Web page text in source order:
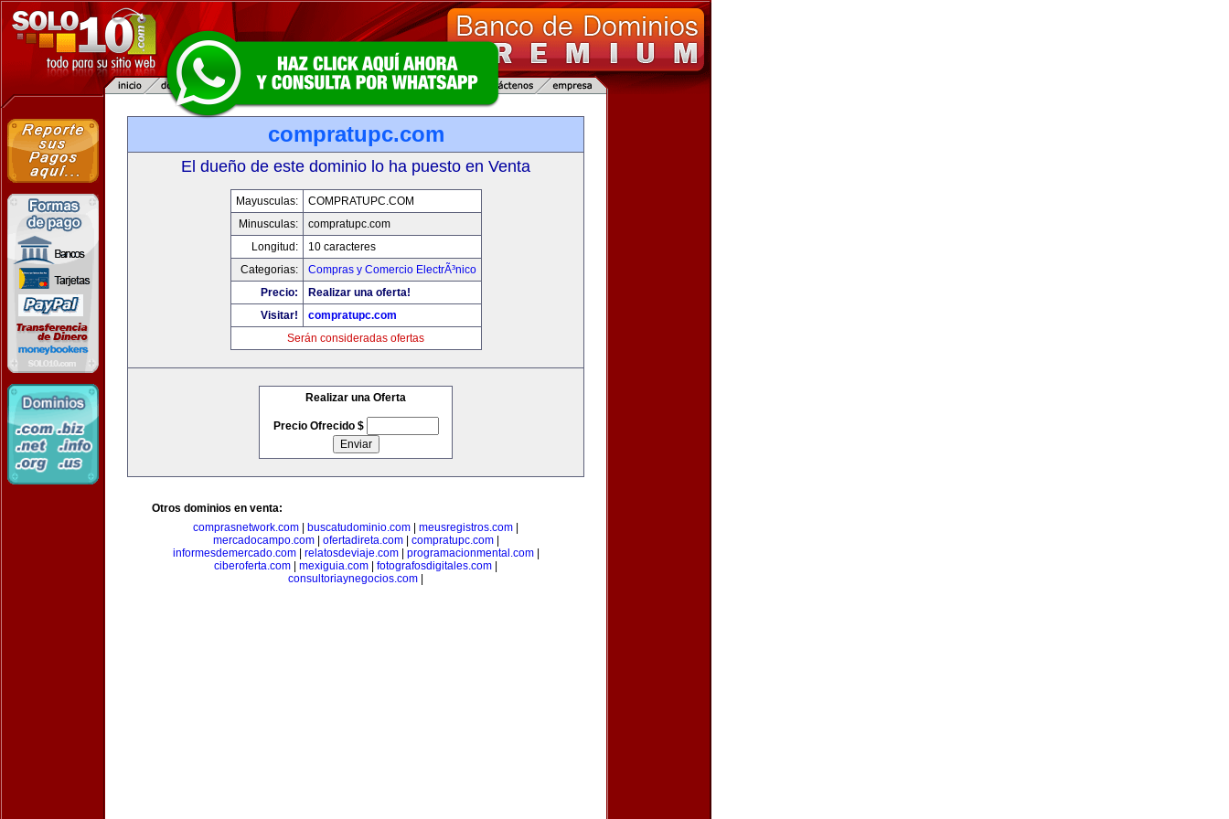
compratupc.com
El dueño de este dominio lo ha puesto en Venta
Mayusculas:
COMPRATUPC.COM
Minusculas:
compratupc.com
Longitud:
10 caracteres
Categorias:
Compras y Comercio ElectrÃ³nico
Precio:
Realizar una oferta!
Visitar!
compratupc.com
Serán consideradas ofertas
Realizar una Oferta
Precio Ofrecido $
Otros dominios en venta:
comprasnetwork.com
buscatudominio.com meusregistros.com
mercadocampo.com| ofertadireta.com| compratupc.com|
informesdemercado.com| relatosdeviaje.com| programacionmental.com|
ciberoferta.com
mexiguia.com fotografosdigitales.com
consultoriaynegocios.com